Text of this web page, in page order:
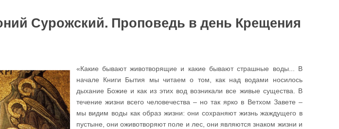
Сурожский. Проповедь в день Крещения
«Какие бывают животворящие и какие бывают страшные воды... В
начале Книги Бытия мы читаем о том, как над водами носилось
дыхание Божие и как из этих вод возникали все живые существа. В
течение жизни всего человечества – но так ярко в Ветхом Завете –
мы видим воды как образ жизни: они сохраняют жизнь жаждущего в
пустыне, они оживотворяют поле и лес, они являются знаком жизни и